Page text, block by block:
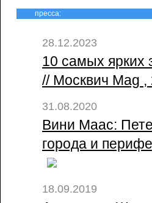
пресса:
28.12.2023
10 самых ярких
// Москвич Mag ,
31.08.2020
Вини Маас:
города и
18.09.2019